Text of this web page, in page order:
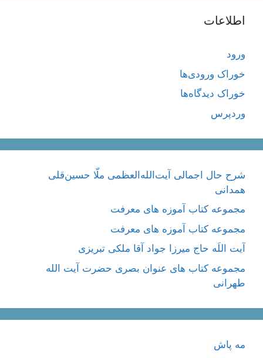
اطلاعات
ورود
خوراک ورودی‌ها
خوراک دیدگاه‌ها
وردپرس
شرح حال اجمالی آیت‌الله‌العظمی ملّا حسین‌قلی
همدانی
مجموعه کتاب آموزه های معرفت
مجموعه کتاب آموزه های معرفت
آیت اللَه حاج میرزا جواد آقا ملکی تبریزی
مجموعه کتاب های عنوان بصری حضرت آیت الله
طهرانی
مه پاش